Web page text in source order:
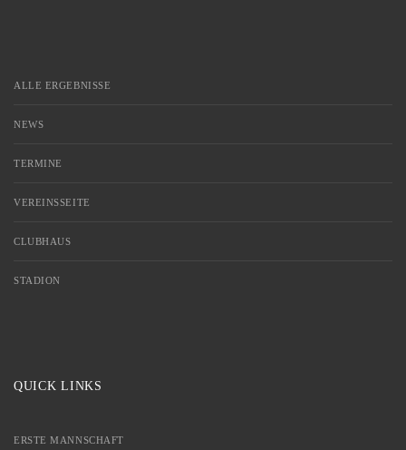
ALLE ERGEBNISSE
NEWS
TERMINE
VEREINSSEITE
CLUBHAUS
STADION
QUICK LINKS
ERSTE MANNSCHAFT